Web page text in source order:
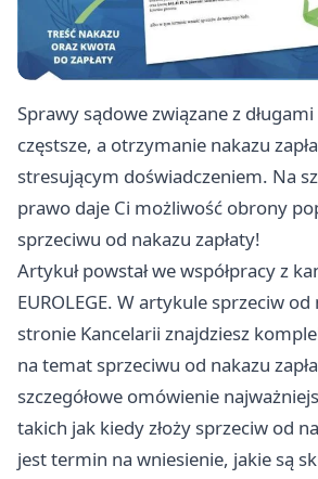
Sprawy sądowe związane z
częstsze, a otrzymanie nakazu
stresującym doświadczeniem. Na
prawo daje Ci możliwość obrony
sprzeciwu od nakazu zapłaty!
Artykuł powstał we współpracy z
EUROLEGE. W artykule sprzeciw od
stronie Kancelarii znajdziesz
na temat sprzeciwu od nakazu
szczegółowe omówienie
takich jak kiedy złoży sprzeciw od
jest termin na wniesienie, jakie są